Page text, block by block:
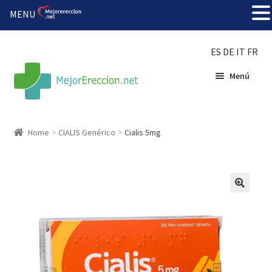
ES DE IT FR
Menú
Super amoureux
Home CIALIS Genérico Cialis 5mg
MENU